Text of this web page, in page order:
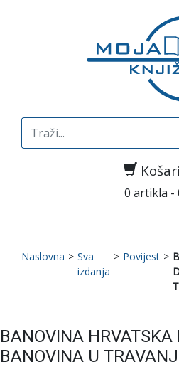
Search
for:
0 artikla -
Naslovna > Sva
izdanja
> Povijest >
BANOVINA HRVATSKA
BANOVINA U